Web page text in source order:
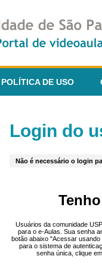
POLÍTICA DE USO
Login do
Não é necessário o login
Usuários da comunidade
para o e-Aulas. Sua senha
botão abaixo "Acessar
para o sistema de
senha única, clique